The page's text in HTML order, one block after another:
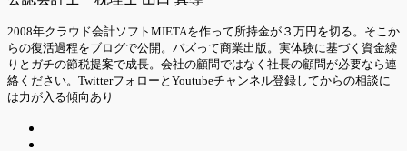
2008年クラウド会計ソフトMIETAを作って所持金が３万円を切る。そこか
らの復活過程をブログで公開。バズって商業出版。実体験に基づく資金繰
りとガチの節税提案で成長。会社の顧問ではなく社長の顧問が必要なら連
絡ください。TwitterフォローとYoutubeチャンネル登録してからの相談に
は力が入る傾向あり